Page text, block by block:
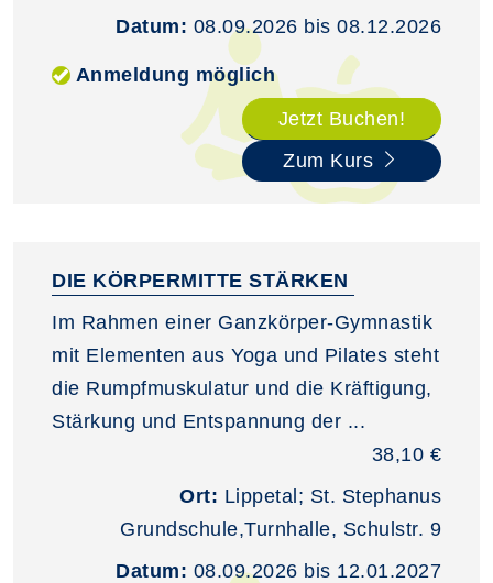
Datum: 08.09.2026 bis 08.12.2026
Anmeldung möglich
Jetzt Buchen!
Zum Kurs
DIE KÖRPERMITTE STÄRKEN
Im Rahmen einer Ganzkörper-Gymnastik
mit Elementen aus Yoga und Pilates steht
die Rumpfmuskulatur und die Kräftigung,
Stärkung und Entspannung der ...
38,10 €
Ort: Lippetal; St. Stephanus
Grundschule,Turnhalle, Schulstr. 9
Datum: 08.09.2026 bis 12.01.2027